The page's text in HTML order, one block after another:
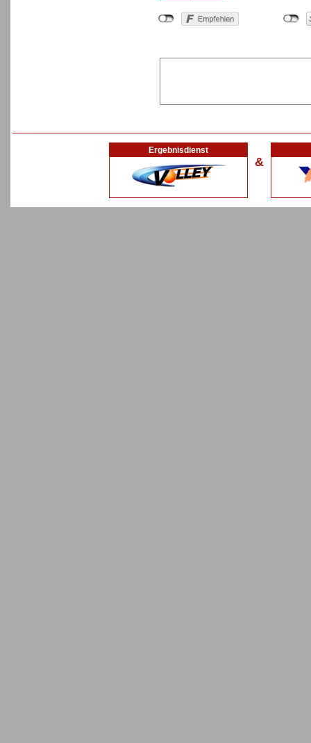
Ergebnisdienst
&